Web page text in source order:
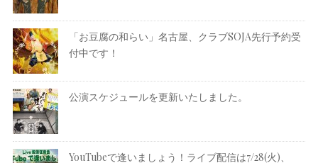
「お豆腐の和らい」名古屋、クラブSOJA先行予約受
付中です！
公演スケジュールを更新いたしました。
YouTubeで逢いましょう！ライブ配信は7/28(火)、